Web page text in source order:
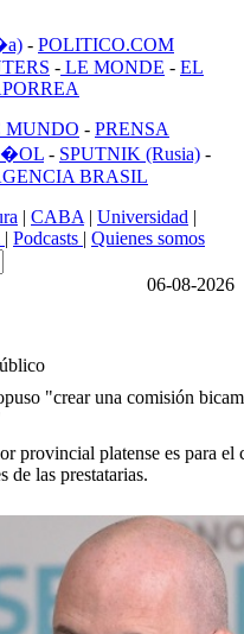
- POLITICO.COM
- LE MONDE - EL
MUNDO - PRENSA
- SPUTNIK (Rusia) -
BRASIL
| CABA | Universidad |
| Podcasts | Quienes somos
06-08-2026
"crear una comisión
provincial platense es para
de las prestatarias.